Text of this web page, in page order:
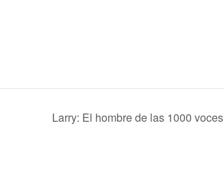
Larry: El hombre de las 1000 voces